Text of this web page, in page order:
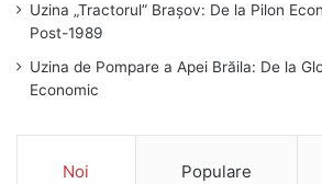
Uzina „Tractorul” Brașov: De la Pilon
Post-1989
Uzina de Pompare a Apei Brăila: De la
Economic
Noi Populare